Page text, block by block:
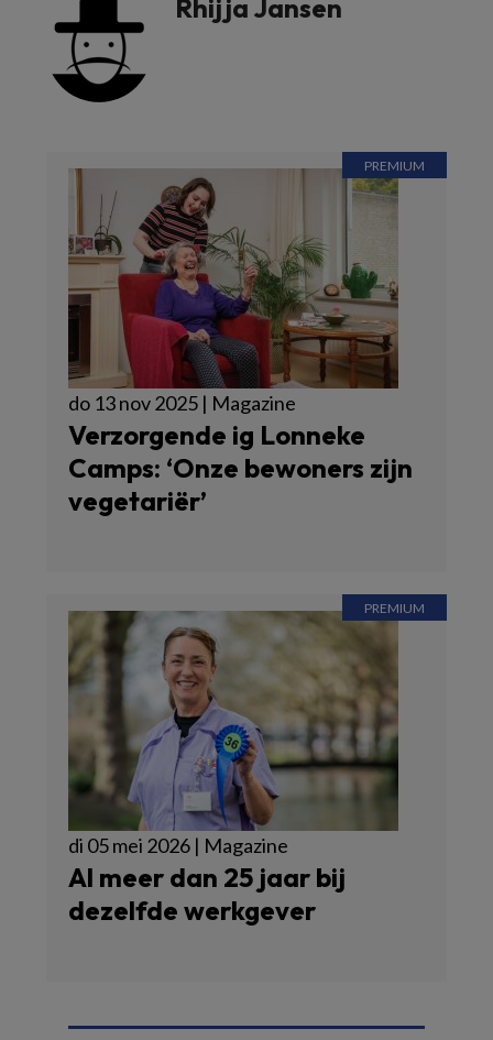
Rhijja Jansen
do 13 nov 2025 | Magazine
Verzorgende ig Lonneke
Camps: ‘Onze bewoners zijn
vegetariër’
di 05 mei 2026 | Magazine
Al meer dan 25 jaar bij
dezelfde werkgever